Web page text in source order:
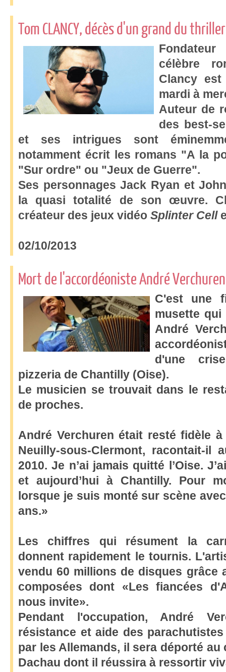
Tom CLANCY, décès d'un grand du thriller
célèbre
Clancy
mardi à
Auteur de
des best-
et ses intrigues sont
notamment écrit les romans "A la
"Sur ordre" ou "Jeux de Guerre".
Ses personnages Jack Ryan et
la quasi totalité de son œuvre.
créateur des jeux vidéo Splinter Cell
02/10/2013
Mort de l'accordéoniste André
C'est une
musette qui
André
d'une
pizzeria de Chantilly (Oise).
Le musicien se trouvait dans le
de proches.
André Verchuren était resté fidèle
Neuilly-sous-Clermont, racontait-il
2010. Je n’ai jamais quitté l’Oise.
et aujourd’hui à Chantilly. Pour
lorsque je suis monté sur scène
ans.»
Les chiffres qui résument la
donnent rapidement le tournis.
vendu 60 millions de disques grâce
composées dont «Les fiancées
nous invite».
Pendant l'occupation, André
résistance et aide des
par les Allemands, il sera déporté
Dachau dont il réussira à ressortir